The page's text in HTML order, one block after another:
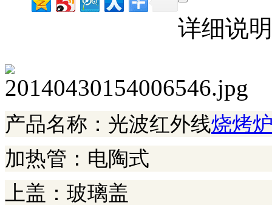
详细说明
产品名称：光波红外线烧烤
加热管：电陶式
上盖：玻璃盖